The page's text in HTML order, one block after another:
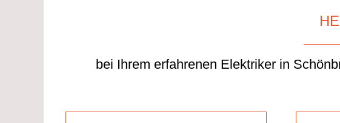
bei Ihrem erfahrenen Elektriker in